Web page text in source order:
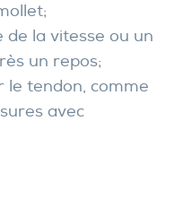
de la vitesse ou un
un repos;
le tendon, comme
avec